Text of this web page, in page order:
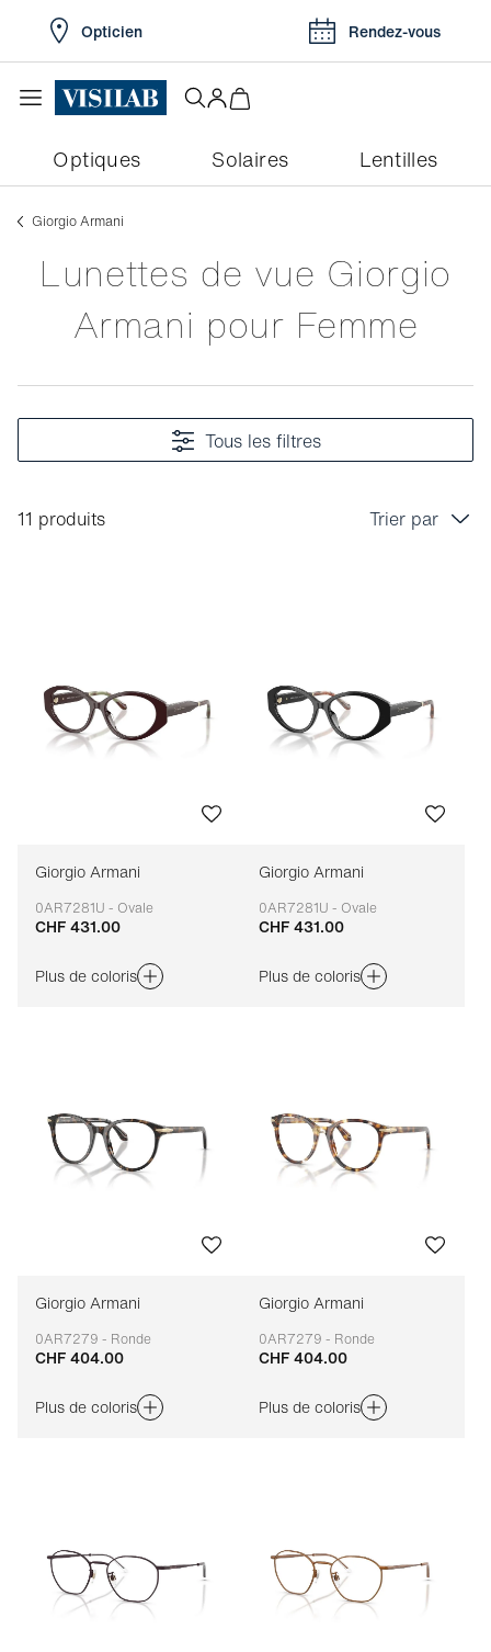
Opticien Rendez-vous
Optiques Solaires Lentilles
Giorgio Armani
Lunettes de vue Giorgio
Armani pour Femme
Tous les filtres
11 produits
Trier par
Tri marque A-Z
Tri marque Z-A
Giorgio Armani
0AR7281U - Ovale
Adaptable
CHF 431.00
Plus de coloris
Giorgio Armani
0AR7281U - Ovale
Adaptable
CHF 431.00
Plus de coloris
Giorgio Armani
0AR7279 - Ronde
Adaptable
CHF 404.00
Plus de coloris
Giorgio Armani
0AR7279 - Ronde
Adaptable
CHF 404.00
Plus de coloris